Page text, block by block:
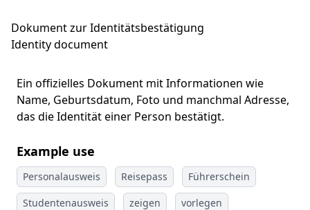
Dokument zur Identitätsbestätigung
Identity document
Ein offizielles Dokument mit Informationen wie
Name, Geburtsdatum, Foto und manchmal Adresse,
das die Identität einer Person bestätigt.
Example use
Personalausweis Reisepass
Führerschein
Studentenausweis
zeigen
vorlegen